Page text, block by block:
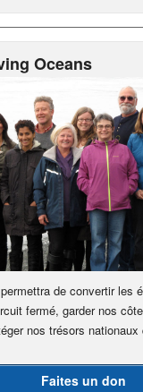
Oceans
de convertir les
fermé, garder nos
nos trésors
Faites un don